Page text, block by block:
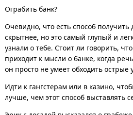
Ограбить банк?
Очевидно, что есть способ получить
скрытнее, но это самый глупый и
узнали о тебе. Стоит ли говорить,
приходит к мысли о банке, когда
он просто не умеет обходить острые
Идти к гангстерам или в казино,
лучше, чем этот способ выставлять